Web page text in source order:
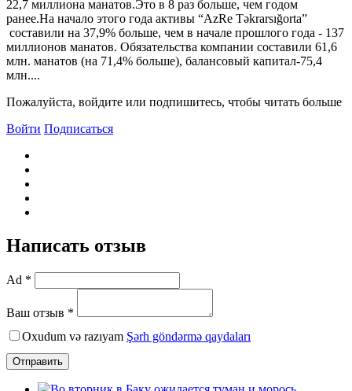
22,7 миллиона манатов.Это в 8 раз больше, чем годом
ранее.На начало этого года активы “AzRe Təkrarsığorta”
составили на 37,9% больше, чем в начале прошлого года - 137
миллионов манатов. Обязательства компании составили 61,6
млн. манатов (на 71,4% больше), балансовый капитал-75,4
млн....
Пожалуйста, войдите или подпишитесь, чтобы читать больше
Войти Подписаться
Написать отзыв
Ad *
Ваш отзыв *
Oxudum və razıyam Şərh göndərmə qaydaları
Отправить